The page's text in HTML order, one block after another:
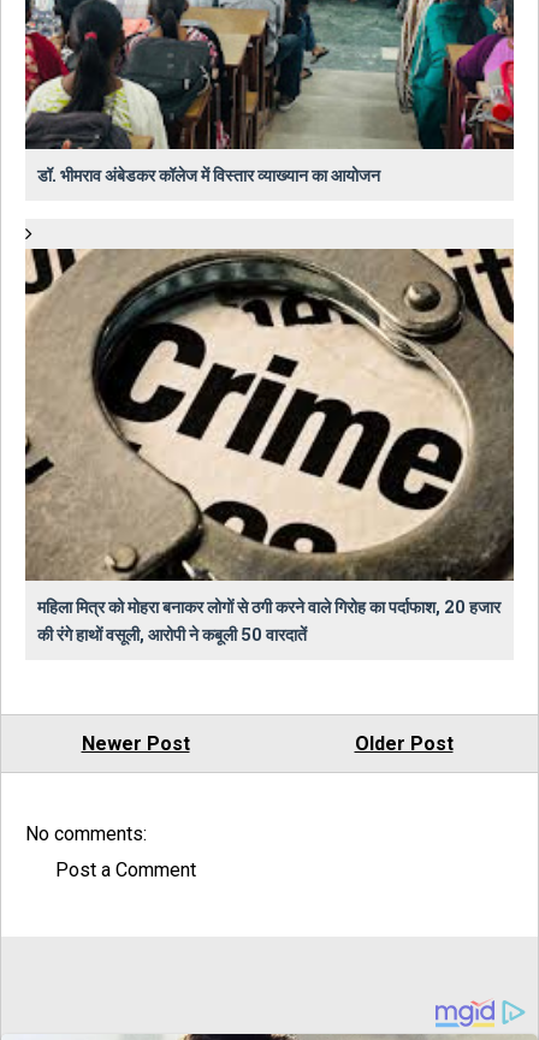
डॉ. भीमराव अंबेडकर कॉलेज में विस्तार व्याख्यान का आयोजन
महिला मित्र को मोहरा बनाकर लोगों से ठगी करने वाले गिरोह का पर्दाफाश, 20 हजार
की रंगे हाथों वसूली, आरोपी ने कबूली 50 वारदातें
Newer Post Older Post
No comments:
Post a Comment